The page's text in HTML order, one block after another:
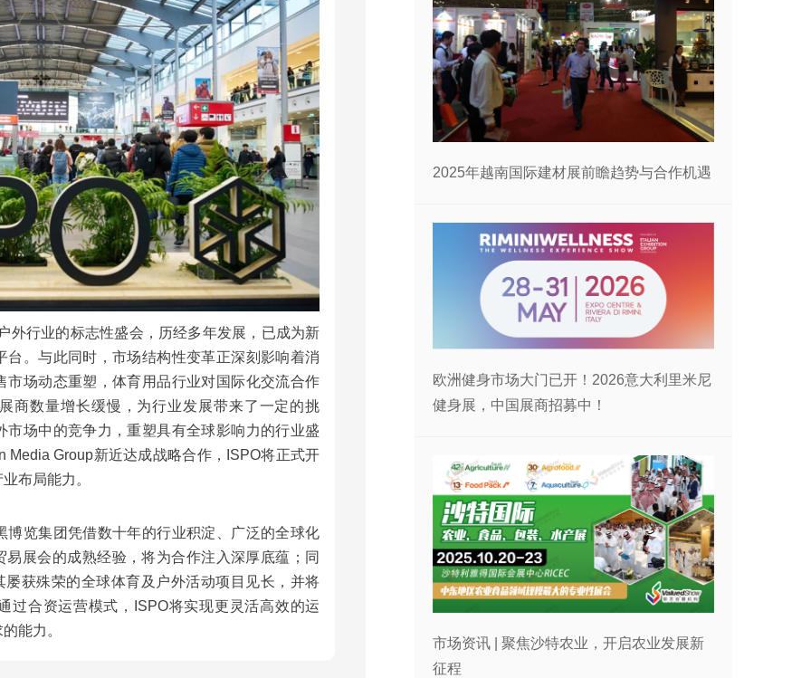
外行业的标志性盛会，历经多年发展，已成为新
台。与此同时，市场结构性变革正深刻影响着消
市场动态重塑，体育用品行业对国际化交流合作
商数量增长缓慢，为行业发展带来了一定的挑
市场中的竞争力，重塑具有全球影响力的行业盛
Media Group新近达成战略合作，ISPO将正式开
布局能力。
博览集团凭借数十年的行业积淀、广泛的全球化
易展会的成熟经验，将为合作注入深厚底蕴；同
屡获殊荣的全球体育及户外活动项目见长，并将
过合资运营模式，ISPO将实现更灵活高效的运
能力。
2025年越南国际建材展前瞻趋势与合作机遇
欧洲健身市场大门已开！2026意大利里米尼
健身展，中国展商招募中！
市场资讯 | 聚焦沙特农业，开启农业发展新
征程